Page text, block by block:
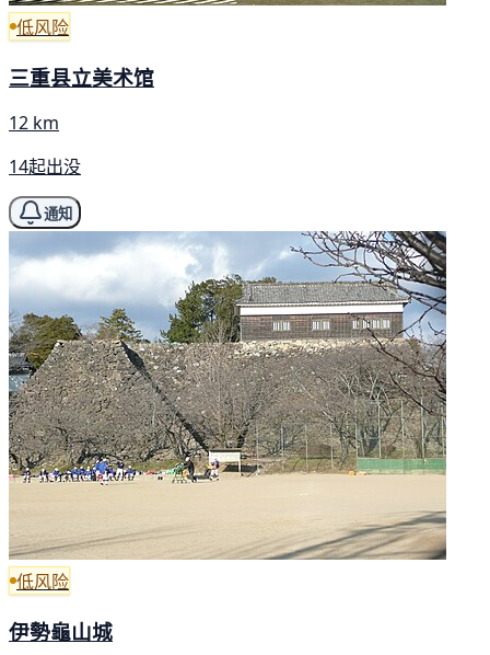
低风险
三重县立美术馆
12 km
14起出没
通知
低风险
伊勢龜山城